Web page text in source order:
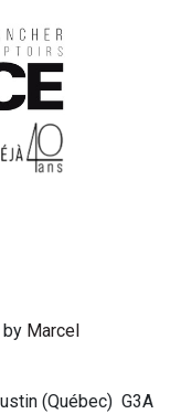
by Marcel
(Québec) G3A